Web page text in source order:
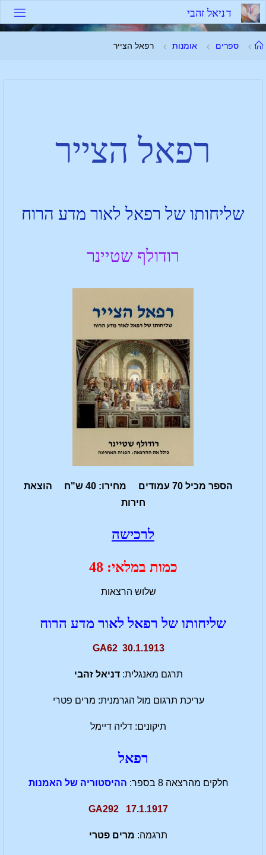
דניאל זהבי
ספרים אומנות רפאל הצייר
רפאל הצייר
שליחותו של רפאל לאור מדע הרוח
רודולף שטיינר
הספר מכיל 70 עמודים מחירו: 40 ש"ח הוצאת
חירות
לרכישה
כמות במלאי: 48
שלוש הרצאות
שליחותו של רפאל לאור מדע הרוח
GA62 30.1.1913
תרגם מאנגלית:דניאל זהבי
עריכת תרגום מול הגרמנית: מרים פטרי
תיקונים: דליה דיימל
רפאל
חלקים מהרצאה 8 בספר: ההיסטוריה של האמנות
17.1.1917 GA292
תרגמה: מרים פטרי